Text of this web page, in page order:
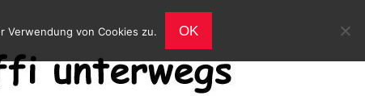
Verwendung von Cookies zu. OK